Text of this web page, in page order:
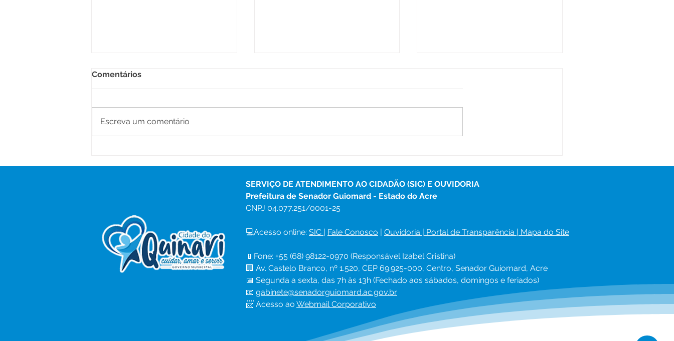
renda em Senador
Guiomard
de assistência social
Comentários
Escreva um comentário
SERVIÇO DE ATENDIMENTO AO CIDADÃO (SIC) E OUVIDORIA
Prefeitura de Senador Guiomard - Estado do Acre
CNPJ 04.077.251/0001-25
💻Acesso online: SIC Fale Conosco Ouvidoria Portal de Transparência Mapa do Site
📱Fone: +55 (68) 98122-0970 (Responsável Izabel Cristina)
🏢 Av. Castelo Branco, nº 1.520, CEP 69.925-000, Centro, Senador Guiomard, Acre
📅 Segunda a sexta, das 7h às 13h (Fechado aos sábados, domingos e feriados)
📧 gabinete@senadorguiomard.ac.gov.br
📨 Acesso ao Webmail Corporativo